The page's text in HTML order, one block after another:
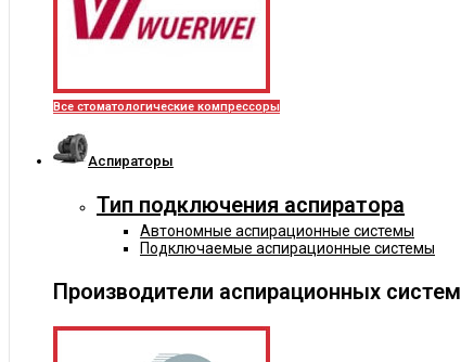
Все стоматологические компрессоры
Аспираторы
Тип подключения аспиратора
Автономные аспирационные системы
Подключаемые аспирационные системы
Производители аспирационных систем